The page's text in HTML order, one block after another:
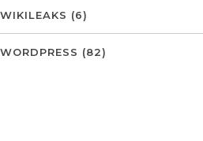
WIKILEAKS (6)
WORDPRESS (82)